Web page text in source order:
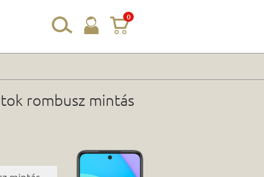
0
rombusz mintás